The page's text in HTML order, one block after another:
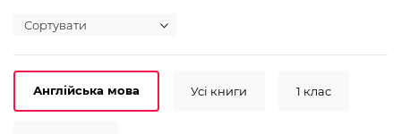
Усі книги 1 клас
Англійська мова